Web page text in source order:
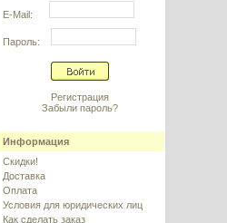
E-Mail:
Пароль:
Регистрация
Забыли пароль?
Информация
Скидки!
Доставка
Оплата
Условия для юридических лиц
Как сделать заказ